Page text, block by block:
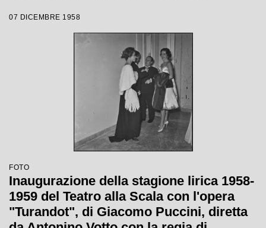
07 DICEMBRE 1958
FOTO
Inaugurazione della stagione lirica 1958-
1959 del Teatro alla Scala con l'opera
"Turandot", di Giacomo Puccini, diretta